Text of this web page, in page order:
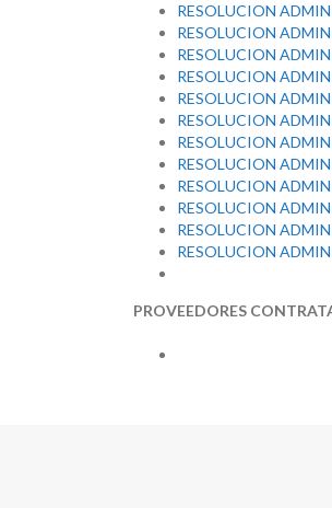
RESOLUCION
RESOLUCION
RESOLUCION
RESOLUCION
RESOLUCION
RESOLUCION
RESOLUCION
RESOLUCION
RESOLUCION
RESOLUCION
RESOLUCION
RESOLUCION
PROVEEDORES